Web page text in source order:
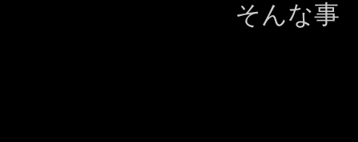
そんな事